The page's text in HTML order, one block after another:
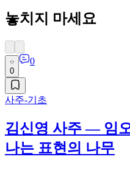
놓치지 마세요
0
0
사주-기초
김신영 사주 — 임
나는 표현의 나무